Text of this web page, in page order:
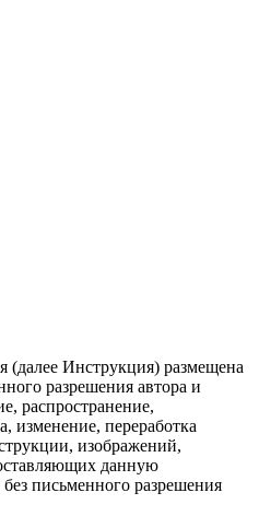
(далее Инструкция) размещена
разрешения автора и
распространение,
изменение, переработка
изображений,
данную
без письменного разрешения